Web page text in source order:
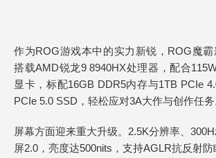
作为ROG游戏本中的实力新锐，ROG魔
搭载AMD锐龙9 8940HX处理器，配合
显卡，标配16GB DDR5内存与1TB PCIe
PCIe 5.0 SSD，轻松应对3A大作与创作任务
屏幕方面迎来重大升级。2.5K分辨率、
屏2.0，亮度达500nits，支持AGLR抗反射